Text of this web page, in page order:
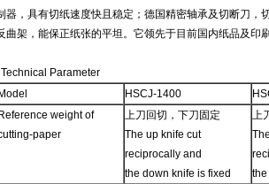
器，具有切纸速度快且稳定；德国精密轴承及切断刀，
曲架，能保正纸张的平坦。它领先于目前国内纸品及印
Parameter
Model HSCJ-1400
Reference weight of
paper
上刀回切，下刀固定
The up knife cut
reciprocally and
the down knife is fixed
上
the